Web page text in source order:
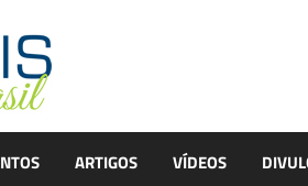
ARTIGOS VÍDEOS